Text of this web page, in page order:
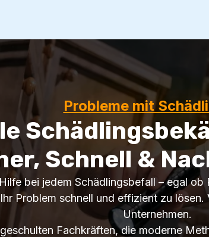
Probleme mit
Schnell &
bei jedem Schädlingsbefall – egal
Problem schnell und effizient zu
Unternehmen.
Fachkräften, die moderne